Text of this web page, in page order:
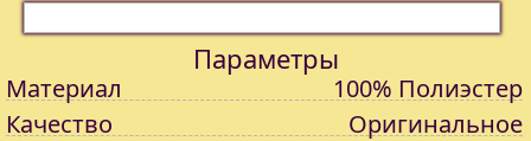
Параметры
Материал
100% Полиэстер
Качество
Оригинальное